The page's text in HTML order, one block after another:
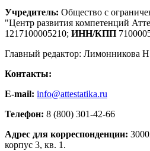
Учредитель: Общество с
"Центр развития компетенций
1217100005210; ИНН/КПП
Главный редактор: Лимонникова
Контакты:
E-mail: info@attestatika.ru
Телефон: 8 (800) 301-42-66
Адрес для корреспонденции:
корпус 3, кв. 1.